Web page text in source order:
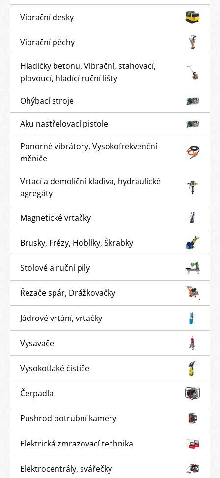
Vibrační desky
Vibrační pěchy
Hladičky betonu, Vibrační, stahovací,
plovoucí, hladící ruční lišty
Ohýbací stroje
Aku nastřelovací pistole
Ponorné vibrátory, Vysokofrekvenční
měniče
Vrtací a demoliční kladiva, hydraulické
agregáty
Magnetické vrtačky
Brusky, Frézy, Hoblíky, Škrabky
Stolové a ruční pily
Řezače spár, Drážkovačky
Jádrové vrtání, vrtačky
Vysavače
Vysokotlaké čističe
Čerpadla
Pushrod potrubní kamery
Elektrická zmrazovací technika
Elektrocentrály, svářečky